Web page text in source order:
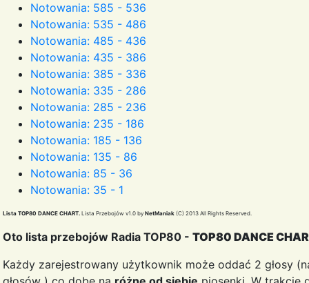
Notowania: 585 - 536
Notowania: 535 - 486
Notowania: 485 - 436
Notowania: 435 - 386
Notowania: 385 - 336
Notowania: 335 - 286
Notowania: 285 - 236
Notowania: 235 - 186
Notowania: 185 - 136
Notowania: 135 - 86
Notowania: 85 - 36
Notowania: 35 - 1
Lista TOP80 DANCE CHART. Lista Przebojów v1.0 by NetManiak (C) 2013 All Rights Reserved.
Oto lista przebojów Radia TOP80 - TOP80 DANCE
Każdy zarejestrowany użytkownik może oddać 2 głosy